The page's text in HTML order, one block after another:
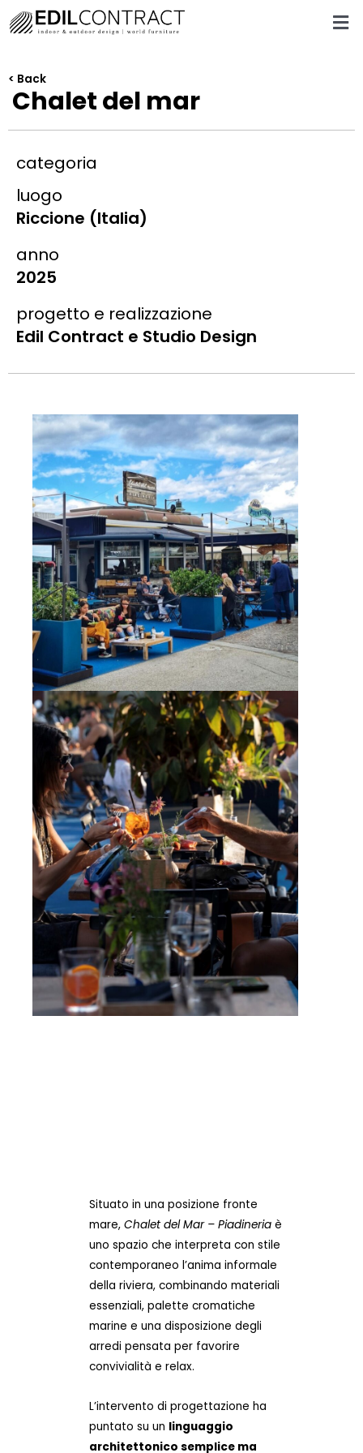
< Back
Chalet del mar
categoria
luogo
Riccione (Italia)
anno
2025
progetto e realizzazione
Edil Contract e Studio Design
Situato in una posizione fronte
mare, Chalet del Mar – Piadineria è
uno spazio che interpreta con stile
contemporaneo l’anima informale
della riviera, combinando materiali
essenziali, palette cromatiche
marine e una disposizione degli
arredi pensata per favorire
convivialità e relax.
L’intervento di progettazione ha
puntato su un linguaggio
architettonico semplice ma